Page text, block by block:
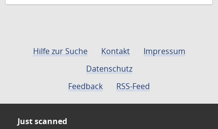
Hilfe zur Suche Kontakt
Impressum
Datenschutz
Feedback
RSS-Feed
Just scanned